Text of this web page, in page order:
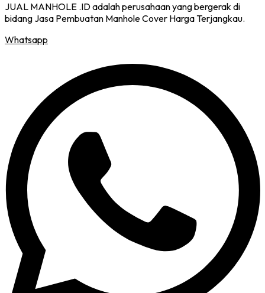
JUAL MANHOLE .ID adalah perusahaan yang bergerak di
bidang Jasa Pembuatan Manhole Cover Harga Terjangkau.
Whatsapp